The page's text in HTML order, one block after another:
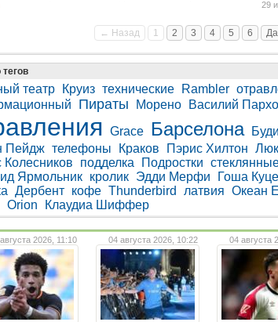
29
← Назад 1 2 3 4 5 6
театр Круиз технические Rambler
Пираты Морено Василий
Grace Барселона
Пейдж телефоны Краков Пэрис Хилтон
Колесников
подделка Подростки
Ярмольник кролик Эдди Мерфи Гоша
Дербент кофе Thunderbird латвия Океан
Orion Клаудиа Шиффер
2026, 11:10 04 августа 2026, 10:22 04 августа